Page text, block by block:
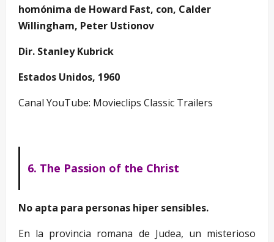
homónima de Howard Fast, con, Calder
Willingham, Peter Ustionov
Dir. Stanley Kubrick
Estados Unidos, 1960
Canal YouTube: Movieclips Classic Trailers
6. The Passion of the Christ
No apta para personas hiper sensibles.
En la provincia romana de Judea, un misterioso